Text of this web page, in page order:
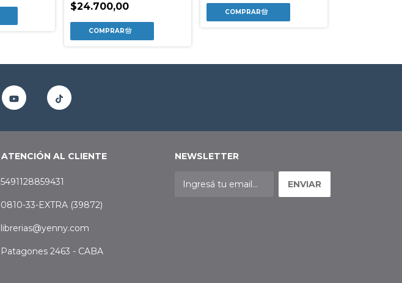
$24.700,00
ATENCIÓN AL CLIENTE
5491128859431
0810-33-EXTRA (39872)
librerias@yenny.com
Patagones 2463 - CABA
NEWSLETTER